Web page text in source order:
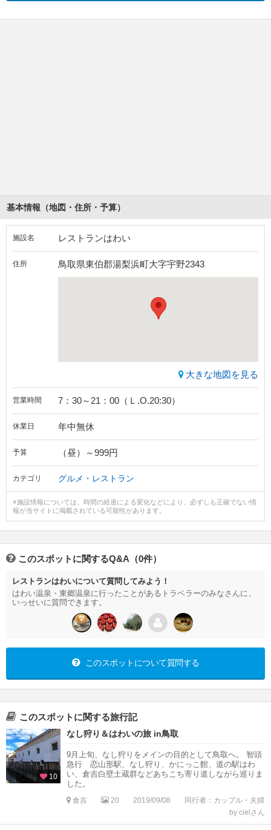
基本情報（地図・住所・予算）
施設名 レストランはわい
住所 鳥取県東伯郡湯梨浜町大字宇野2343
大きな地図を見る
営業時間 7：30～21：00（Ｌ.O.20:30）
休業日 年中無休
予算 （昼）～999円
カテゴリ グルメ・レストラン
※施設情報については、時間の経過による変化などにより、必ずしも正確でない情
報が当サイトに掲載されている可能性があります。
このスポットに関するQ&A（0件）
レストランはわいについて質問してみよう！
はわい温泉・東郷温泉に行ったことがあるトラベラーのみなさんに、
いっせいに質問できます。
このスポットについて質問する
このスポットに関する旅行記
10
なし狩り＆はわいの旅 in鳥取
9月上旬、なし狩りをメインの目的として鳥取へ。 智頭
急行 恋山形駅、なし狩り、かにっこ館、道の駅はわ
い、倉吉白壁土蔵群などあちこち寄り道しながら巡りま
した。
倉吉 20 2019/09/08
同行者：カップル・夫婦
by cielさん